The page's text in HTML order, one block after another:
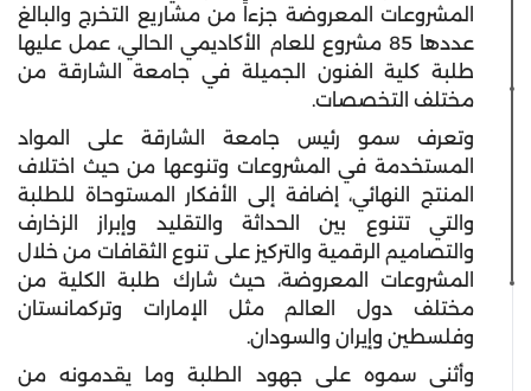
المشروعات المعروضة جزءاً من مشاريع التخرج والبالغ
عددها 85 مشروع للعام الأكاديمي الحالي، عمل عليها
طلبة كلية الفنون الجميلة في جامعة الشارقة من
مختلف التخصصات.
وتعرف سمو رئيس جامعة الشارقة على المواد
المستخدمة في المشروعات وتنوعها من حيث اختلاف
المنتج النهائي، إضافة إلى الأفكار المستوحاة للطلبة
والتي تتنوع بين الحداثة والتقليد وإبراز الزخارف
والتصاميم الرقمية والتركيز على تنوع الثقافات من خلال
المشروعات المعروضة، حيث شارك طلبة الكلية من
مختلف دول العالم مثل الإمارات وتركمانستان
وفلسطين وإيران والسودان.
وأثنى سموه على جهود الطلبة وما يقدمونه من